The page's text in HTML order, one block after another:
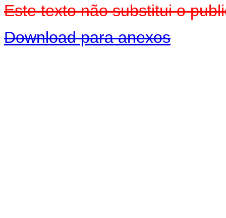
Este texto não substitui o
Download para anexos